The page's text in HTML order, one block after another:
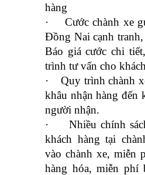
hàng
·
Cước chành xe
Đồng Nai cạnh
Báo giá cước chi
trình tư vấn cho
·
Quy trình chành
khâu nhận hàng đến
người nhận.
·
Nhiều chính
khách hàng tại
vào chành xe, miễn
hàng hóa, miễn phí